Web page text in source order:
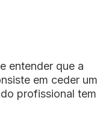
entender que a
em ceder um
profissional tem